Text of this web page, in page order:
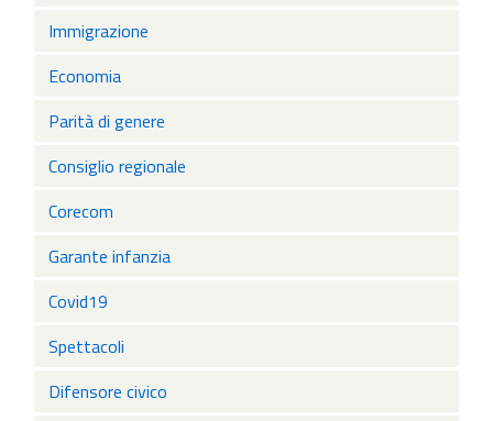
Immigrazione
Economia
Parità di genere
Consiglio regionale
Corecom
Garante infanzia
Covid19
Spettacoli
Difensore civico